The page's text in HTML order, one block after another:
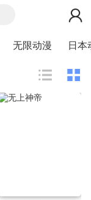
无限动漫 日本